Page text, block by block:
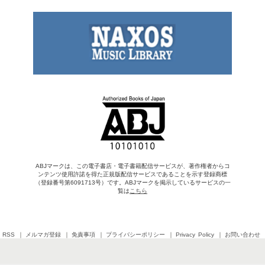
ABJマークは、この電子書店・電子書籍配信サービスが、著作権者からコ
ンテンツ使用許諾を得た正規版配信サービスであることを示す登録商標
（登録番号第6091713号）です。ABJマークを掲示しているサービスの一
覧は こちら
RSS メルマガ登録 免責事項 プライバシーポリシー Privacy Policy お問い合わせ